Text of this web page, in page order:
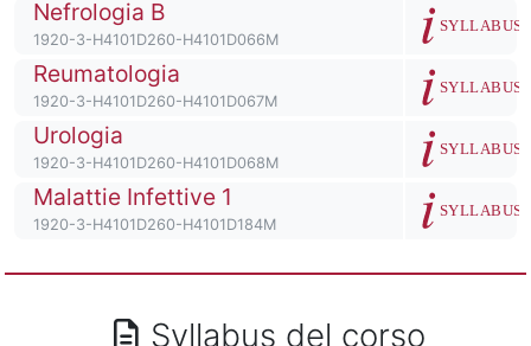
Titolo del corso
Nefrologia B
Codice identificativo del corso
1920-3-H4101D260-H4101D066M
Descrizione
SYLLABUS
Titolo del corso
Reumatologia
Codice identificativo del corso
1920-3-H4101D260-H4101D067M
Descrizione
SYLLABUS
Titolo del corso
Urologia
Codice identificativo del corso
1920-3-H4101D260-H4101D068M
Descrizione
SYLLABUS
Titolo del corso
Malattie Infettive 1
Codice identificativo del corso
1920-3-H4101D260-H4101D184M
Descrizione
SYLLABUS
Syllabus del corso